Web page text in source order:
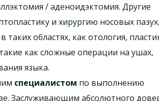
/ аденоидэктомия. Другие
и хирургию носовых пазух.
областях, как отология,
как сложные операции на ушах,
языка.
специалистом по выполнению
Заслуживающим абсолютного